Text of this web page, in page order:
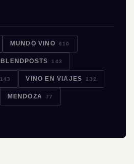
MUNDO VINO 610
BLENDPOSTS 143
143 VINO EN VIAJES 132
MENDOZA 77